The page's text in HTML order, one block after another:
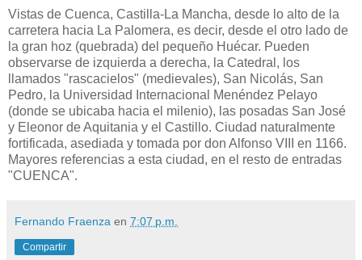
Vistas de Cuenca, Castilla-La Mancha, desde lo alto de la
carretera hacia La Palomera, es decir, desde el otro lado de
la gran hoz (quebrada) del pequeño Huécar. Pueden
observarse de izquierda a derecha, la Catedral, los
llamados "rascacielos" (medievales), San Nicolás, San
Pedro, la Universidad Internacional Menéndez Pelayo
(donde se ubicaba hacia el milenio), las posadas San José
y Eleonor de Aquitania y el Castillo. Ciudad naturalmente
fortificada, asediada y tomada por don Alfonso VIII en 1166.
Mayores referencias a esta ciudad, en el resto de entradas
"CUENCA".
Fernando Fraenza en 7:07 p.m.
Compartir